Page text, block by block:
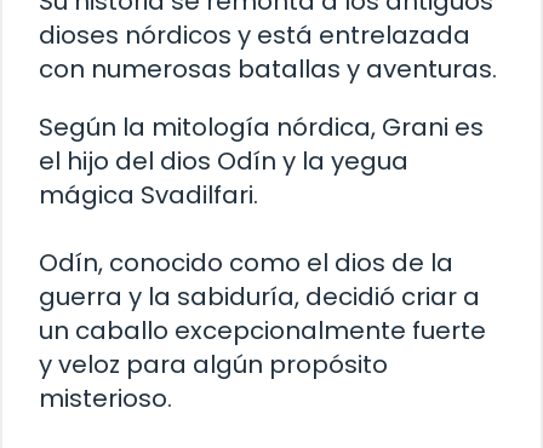
dioses nórdicos y está entrelazada
con numerosas batallas y aventuras.
Según la mitología nórdica, Grani es
el hijo del dios Odín y la yegua
mágica Svadilfari.
Odín, conocido como el dios de la
guerra y la sabiduría, decidió criar a
un caballo excepcionalmente fuerte
y veloz para algún propósito
misterioso.